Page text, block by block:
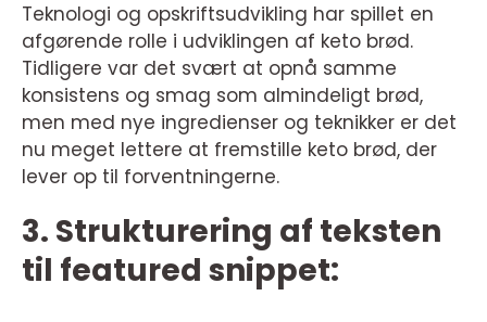
Teknologi og opskriftsudvikling har spillet en
afgørende rolle i udviklingen af keto brød.
Tidligere var det svært at opnå samme
konsistens og smag som almindeligt brød,
men med nye ingredienser og teknikker er det
nu meget lettere at fremstille keto brød, der
lever op til forventningerne.
3. Strukturering af teksten
til featured snippet: